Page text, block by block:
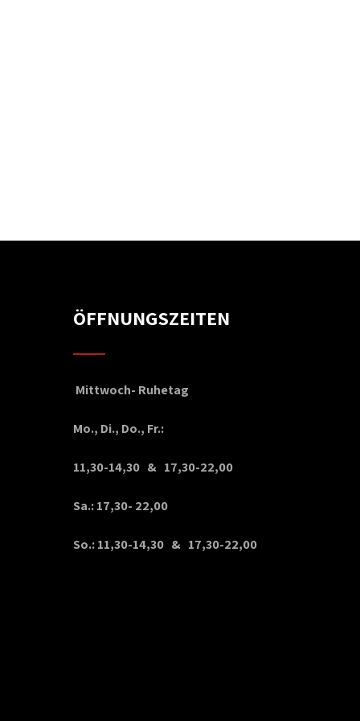
ÖFFNUNGSZEITEN
Mittwoch- Ruhetag
Mo., Di., Do., Fr.:
11,30-14,30 & 17,30-22,00
Sa.: 17,30- 22,00
So.: 11,30-14,30 & 17,30-22,00